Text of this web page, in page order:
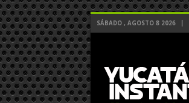
SÁBADO , AGOSTO 8 2026